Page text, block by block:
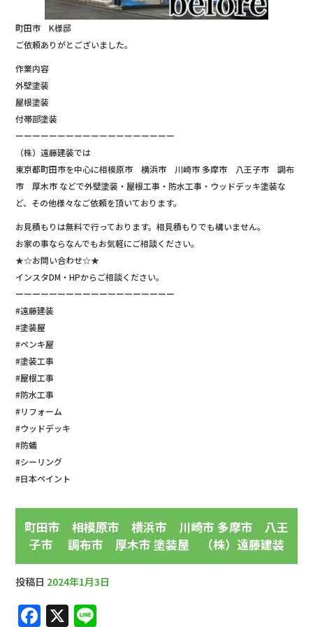
町田市 K様邸
ご依頼ありがとございました。
作業内容
外壁塗装
屋根塗装
付帯部塗装
ーーーーーーーーーーーーーーーーーーー
（株）遠藤建装では
東京都町田市を中心に相模原市 横浜市 川崎市 多摩市 八王子市 調布
市 厚木市 などで外壁塗装・屋根工事・防水工事・ウッドデッキ塗装な
ど、その他様々なご依頼を頂いております。
お見積もりは無料で行っております。相見積もりでも構いません。
お家の事ならなんでもお気軽にご相談ください。
★☆お問い合わせ☆★
インスタDM・HPからご相談ください。
ーーーーーーーーーーーーーーーーーーー
#遠藤建装
#塗装屋
#ペンキ屋
#塗装工事
#屋根工事
#防水工事
#リフォーム
#ウッドデッキ
#防蟻
#シーリング
#日本ペイント
町田市 相模原市 横浜市 川崎市 多摩市 八王
子市 調布市 厚木市 塗装屋 （株）遠藤建装
投稿日 2024年1月3日
F X